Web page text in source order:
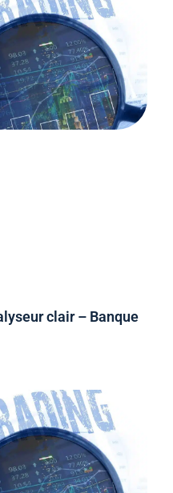
clair – Banque